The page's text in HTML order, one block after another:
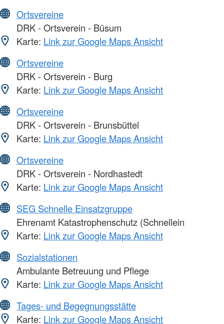
Ortsvereine
DRK - Ortsverein - Büsum
Karte: Link zur Google Maps Ansicht
Ortsvereine
DRK - Ortsverein - Burg
Karte: Link zur Google Maps Ansicht
Ortsvereine
DRK - Ortsverein - Brunsbüttel
Karte: Link zur Google Maps Ansicht
Ortsvereine
DRK - Ortsverein - Nordhastedt
Karte: Link zur Google Maps Ansicht
SEG Schnelle Einsatzgruppe
Ehrenamt Katastrophenschutz (Schnellein
Karte: Link zur Google Maps Ansicht
Sozialstationen
Ambulante Betreuung und Pflege
Karte: Link zur Google Maps Ansicht
Tages- und Begegnungsstätte
Karte: Link zur Google Maps Ansicht